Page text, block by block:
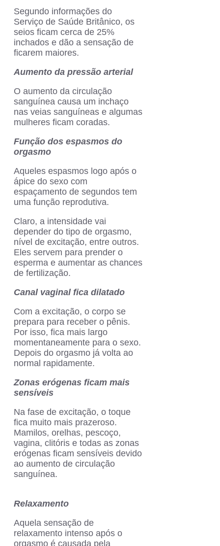
Segundo informações do
Serviço de Saúde Britânico, os
seios ficam cerca de 25%
inchados e dão a sensação de
ficarem maiores.
Aumento da pressão arterial
O aumento da circulação
sanguínea causa um inchaço
nas veias sanguíneas e algumas
mulheres ficam coradas.
Função dos espasmos do
orgasmo
Aqueles espasmos logo após o
ápice do sexo com
espaçamento de segundos tem
uma função reprodutiva.
Claro, a intensidade vai
depender do tipo de orgasmo,
nível de excitação, entre outros.
Eles servem para prender o
esperma e aumentar as chances
de fertilização.
Canal vaginal fica dilatado
Com a excitação, o corpo se
prepara para receber o pênis.
Por isso, fica mais largo
momentaneamente para o sexo.
Depois do orgasmo já volta ao
normal rapidamente.
Zonas erógenas ficam mais
sensíveis
Na fase de excitação, o toque
fica muito mais prazeroso.
Mamilos, orelhas, pescoço,
vagina, clitóris e todas as zonas
erógenas ficam sensíveis devido
ao aumento de circulação
sanguínea.
Relaxamento
Aquela sensação de
relaxamento intenso após o
orgasmo é causada pela